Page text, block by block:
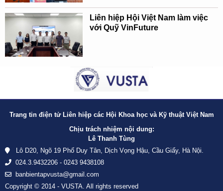
Liên hiệp Hội Việt Nam làm việc
với Quỹ VinFuture
Trang tin điện tử Liên hiệp các Hội Khoa học và Kỹ thuật Việt Nam
Chịu trách nhiệm nội dung:
Lê Thanh Tùng
Lô D20, Ngõ 19 Phố Duy Tân, Dịch Vọng Hậu, Cầu Giấy, Hà Nội.
024.3.9432206 - 0243 9438108
banbientapvusta@gmail.com
Copyright © 2014 - VUSTA. All rights reserved